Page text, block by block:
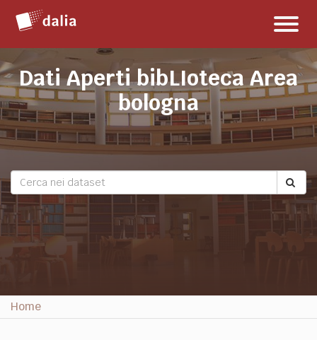
contenuto
Dati Aperti bibLIoteca Area
bologna
Home